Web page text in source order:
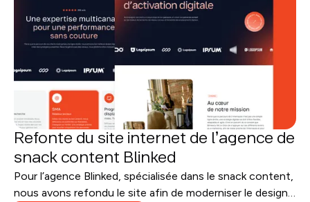
Refonte du site internet de l’agence de
snack content Blinked
Pour l’agence Blinked, spécialisée dans le snack content,
nous avons refondu le site afin de moderniser le design,